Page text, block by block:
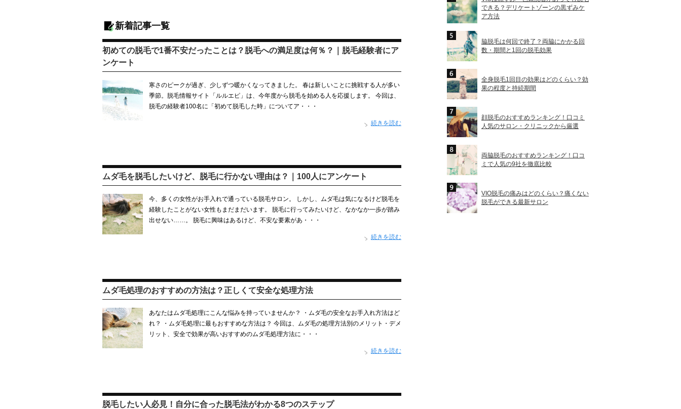
新着記事一覧
初めての脱毛で1番不安だったことは？脱毛への満足度は何％？｜脱毛経験者にア
ンケート
寒さのピークが過ぎ、少しずつ暖かくなってきました。 春は新しいことに挑戦する人が多い
季節。脱毛情報サイト「ルルエピ」は、今年度から脱毛を始める人を応援します。 今回は、
脱毛の経験者100名に「初めて脱毛した時」についてア・・・
続きを読む
ムダ毛を脱毛したいけど、脱毛に行かない理由は？｜100人にアンケート
今、多くの女性がお手入れで通っている脱毛サロン。 しかし、ムダ毛は気になるけど脱毛を
経験したことがない女性もまだまだいます。 脱毛に行ってみたいけど、なかなか一歩が踏み
出せない……。 脱毛に興味はあるけど、不安な要素があ・・・
続きを読む
ムダ毛処理のおすすめの方法は？正しくて安全な処理方法
あなたはムダ毛処理にこんな悩みを持っていませんか？ ・ムダ毛の安全なお手入れ方法はど
れ？ ・ムダ毛処理に最もおすすめな方法は？ 今回は、ムダ毛の処理方法別のメリット・デメ
リット、安全で効果が高いおすすめのムダ毛処理方法に・・・
続きを読む
脱毛したい人必見！自分に合った脱毛法がわかる8つのステップ
できる？デリケートゾーンの黒ずみケ
ア方法
脇脱毛は何回で終了？両脇にかかる回
数・期間と1回の脱毛効果
全身脱毛1回目の効果はどのくらい？効
果の程度と持続期間
顔脱毛のおすすめランキング！口コミ
人気のサロン・クリニックから厳選
両脇脱毛のおすすめランキング！口コ
ミで人気の9社を徹底比較
VIO脱毛の痛みはどのくらい？痛くない
脱毛ができる最新サロン